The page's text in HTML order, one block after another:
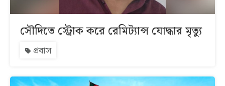
সৌদিতে স্ট্রোক করে রেমিট্যান্স যোদ্ধার মৃত্যু
প্রবাস